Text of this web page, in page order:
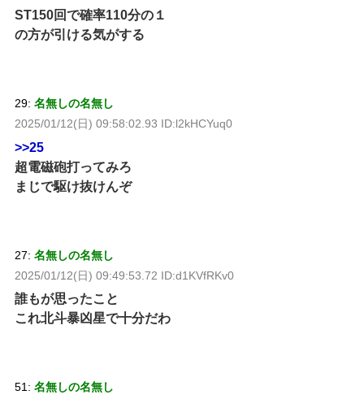
ST150回で確率110分の１
の方が引ける気がする
29: 名無しの名無し
2025/01/12(日) 09:58:02.93 ID:l2kHCYuq0
>>25
超電磁砲打ってみろ
まじで駆け抜けんぞ
27: 名無しの名無し
2025/01/12(日) 09:49:53.72 ID:d1KVfRKv0
誰もが思ったこと
これ北斗暴凶星で十分だわ
51: 名無しの名無し